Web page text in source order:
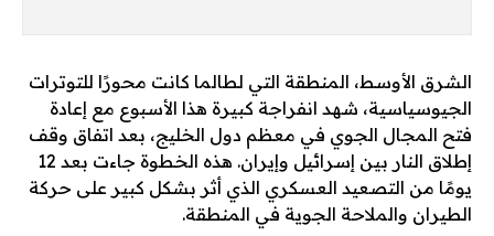
الشرق الأوسط، المنطقة التي لطالما كانت محورًا للتوترات
الجيوسياسية، شهد انفراجة كبيرة هذا الأسبوع مع إعادة
فتح المجال الجوي في معظم دول الخليج، بعد اتفاق وقف
إطلاق النار بين إسرائيل وإيران. هذه الخطوة جاءت بعد 12
يومًا من التصعيد العسكري الذي أثر بشكل كبير على حركة
الطيران والملاحة الجوية في المنطقة.